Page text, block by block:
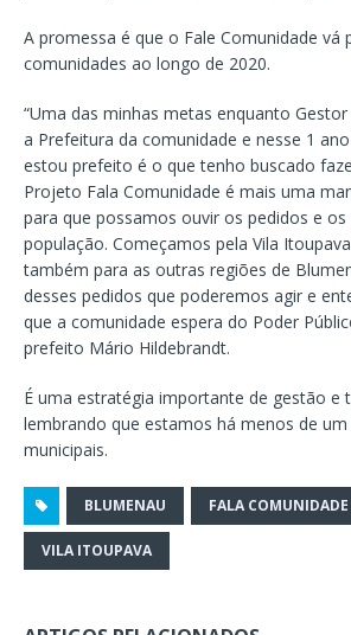
A promessa é que o Fale Comunidade vá
comunidades ao longo de 2020.
“Uma das minhas metas enquanto
a Prefeitura da comunidade e nesse 1
estou prefeito é o que tenho buscado
Projeto Fala Comunidade é mais uma
para que possamos ouvir os pedidos e os
população. Começamos pela Vila
também para as outras regiões de
desses pedidos que poderemos agir e
que a comunidade espera do Poder
prefeito Mário Hildebrandt.
É uma estratégia importante de gestão e
lembrando que estamos há menos de
municipais.
BLUMENAU FALA COMUNIDADE
VILA ITOUPAVA